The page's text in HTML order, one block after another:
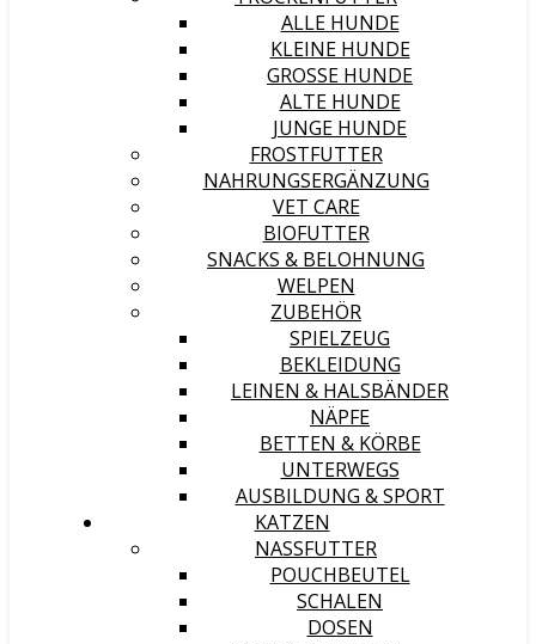
ALLE HUNDE
KLEINE HUNDE
GROSSE HUNDE
ALTE HUNDE
JUNGE HUNDE
FROSTFUTTER
NAHRUNGSERGÄNZUNG
VET CARE
BIOFUTTER
SNACKS & BELOHNUNG
WELPEN
ZUBEHÖR
SPIELZEUG
BEKLEIDUNG
LEINEN & HALSBÄNDER
NÄPFE
BETTEN & KÖRBE
UNTERWEGS
AUSBILDUNG & SPORT
KATZEN
NASSFUTTER
POUCHBEUTEL
SCHALEN
DOSEN